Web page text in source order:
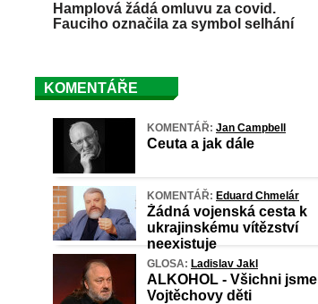
Hamplová žádá omluvu za covid.
Fauciho označila za symbol selhání
KOMENTÁŘE
KOMENTÁŘ: Jan Campbell
Ceuta a jak dále
KOMENTÁŘ: Eduard Chmelár
Žádná vojenská cesta k
ukrajinskému vítězství
neexistuje
GLOSA: Ladislav Jakl
ALKOHOL - Všichni jsme
Vojtěchovy děti